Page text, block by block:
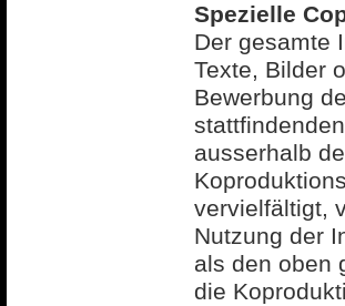
Spezielle
Der gesamte
Texte, Bilder
Bewerbung
ausserhalb
vervielfältigt,
Nutzung der
als den oben
die